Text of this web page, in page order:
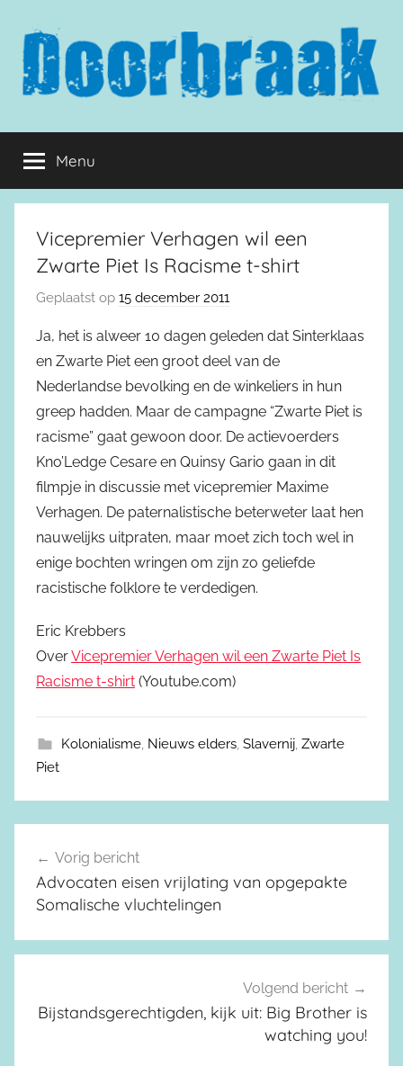
inhoud
springen
Doorbraak.eu
Menu
Vicepremier Verhagen wil een
Zwarte Piet Is Racisme t-shirt
Geplaatst op 15 december 2011
Ja, het is alweer 10 dagen geleden dat Sinterklaas
en Zwarte Piet een groot deel van de
Nederlandse bevolking en de winkeliers in hun
greep hadden. Maar de campagne “Zwarte Piet is
racisme” gaat gewoon door. De actievoerders
Kno’Ledge Cesare en Quinsy Gario gaan in dit
filmpje in discussie met vicepremier Maxime
Verhagen. De paternalistische beterweter laat hen
nauwelijks uitpraten, maar moet zich toch wel in
enige bochten wringen om zijn zo geliefde
racistische folklore te verdedigen.
Eric Krebbers
OverVicepremier Verhagen wil een Zwarte Piet Is
Racisme t-shirt (Youtube.com)
Kolonialisme, Nieuws elders, Slavernij, Zwarte
Piet
Berichtnavigatie
Vorig bericht
Advocaten eisen vrijlating van opgepakte
Somalische vluchtelingen
Volgend bericht
Bijstandsgerechtigden, kijk uit: Big Brother is
watching you!